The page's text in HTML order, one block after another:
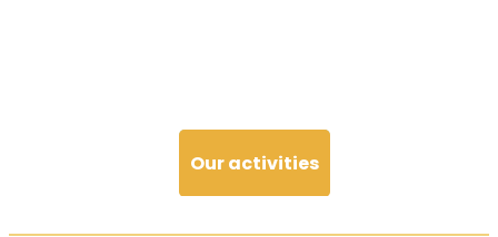
Our activities